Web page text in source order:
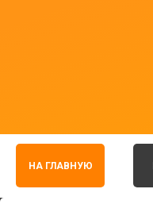
НА ГЛАВНУЮ